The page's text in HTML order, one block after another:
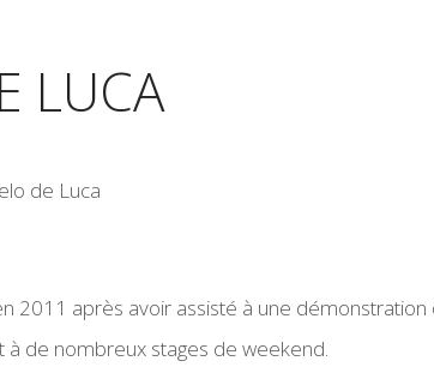
LUCA
2011 après avoir assisté à une
de nombreux stages de weekend.